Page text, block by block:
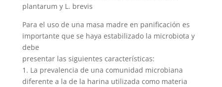
plantarum y L. brevis
Para el uso de una masa madre en panificación es
importante que se haya estabilizado la microbiota y
debe
presentar las siguientes características:
1. La prevalencia de una comunidad microbiana
diferente a la de la harina utilizada como materia